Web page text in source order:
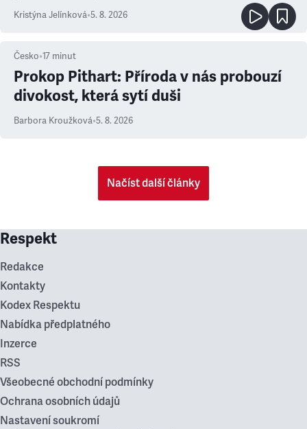
Kristýna Jelínková•5. 8. 2026
Česko•17 minut
Prokop Pithart: Příroda v nás probouzí
divokost, která sytí duši
Barbora Kroužková•5. 8. 2026
Načíst další články
Respekt
Redakce
Kontakty
Kodex Respektu
Nabídka předplatného
Inzerce
RSS
Všeobecné obchodní podmínky
Ochrana osobních údajů
Nastavení soukromí